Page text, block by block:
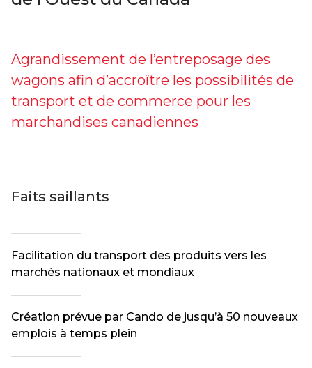
Agrandissement de l’entreposage des
wagons afin d’accroître les possibilités de
transport et de commerce pour les
marchandises canadiennes
Faits saillants
Facilitation du transport des produits vers les
marchés nationaux et mondiaux
Création prévue par Cando de jusqu’à 50 nouveaux
emplois à temps plein